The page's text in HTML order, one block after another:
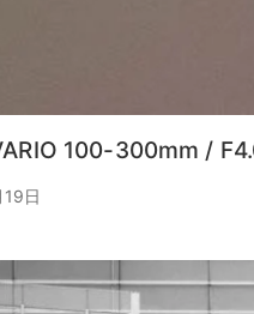
100-300mm /
日